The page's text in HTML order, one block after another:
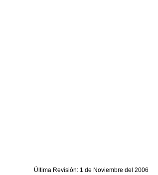
Última Revisión: 1 de Noviembre del 2006